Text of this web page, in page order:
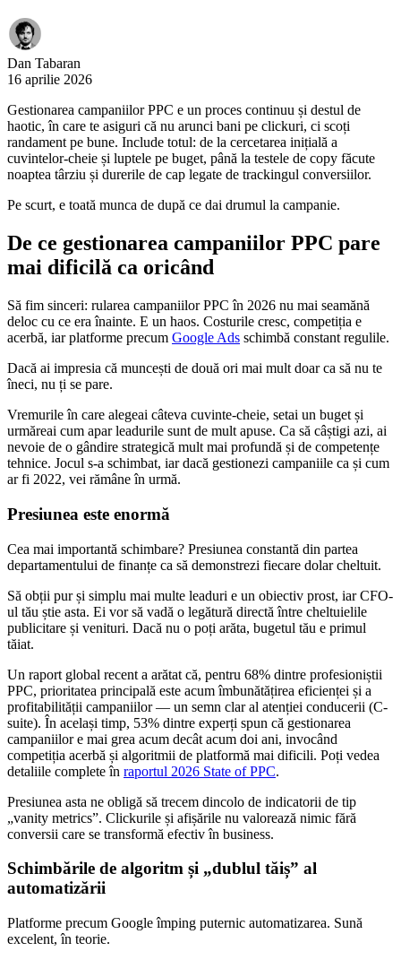
Dan Tabaran
16 aprilie 2026
Gestionarea campaniilor PPC e un proces continuu și destul de
haotic, în care te asiguri că nu arunci bani pe clickuri, ci scoți
randament pe bune. Include totul: de la cercetarea inițială a
cuvintelor-cheie și luptele pe buget, până la testele de copy făcute
noaptea târziu și durerile de cap legate de trackingul conversiilor.
Pe scurt, e toată munca de după ce dai drumul la campanie.
De ce gestionarea campaniilor PPC pare
mai dificilă ca oricând
Să fim sinceri: rularea campaniilor PPC în 2026 nu mai seamănă
deloc cu ce era înainte. E un haos. Costurile cresc, competiția e
acerbă, iar platforme precum Google Ads schimbă constant regulile.
Dacă ai impresia că muncești de două ori mai mult doar ca să nu te
îneci, nu ți se pare.
Vremurile în care alegeai câteva cuvinte-cheie, setai un buget și
urmăreai cum apar leadurile sunt de mult apuse. Ca să câștigi azi, ai
nevoie de o gândire strategică mult mai profundă și de competențe
tehnice. Jocul s-a schimbat, iar dacă gestionezi campaniile ca și cum
ar fi 2022, vei rămâne în urmă.
Presiunea este enormă
Cea mai importantă schimbare? Presiunea constantă din partea
departamentului de finanțe ca să demonstrezi fiecare dolar cheltuit.
Să obții pur și simplu mai multe leaduri e un obiectiv prost, iar CFO-
ul tău știe asta. Ei vor să vadă o legătură directă între cheltuielile
publicitare și venituri. Dacă nu o poți arăta, bugetul tău e primul
tăiat.
Un raport global recent a arătat că, pentru 68% dintre profesioniștii
PPC, prioritatea principală este acum îmbunătățirea eficienței și a
profitabilității campaniilor — un semn clar al atenției conducerii (C-
suite). În același timp, 53% dintre experți spun că gestionarea
campaniilor e mai grea acum decât acum doi ani, invocând
competiția acerbă și algoritmii de platformă mai dificili. Poți vedea
detaliile complete în raportul 2026 State of PPC.
Presiunea asta ne obligă să trecem dincolo de indicatorii de tip
„vanity metrics”. Clickurile și afișările nu valorează nimic fără
conversii care se transformă efectiv în business.
Schimbările de algoritm și „dublul tăiș” al
automatizării
Platforme precum Google împing puternic automatizarea. Sună
excelent, în teorie.